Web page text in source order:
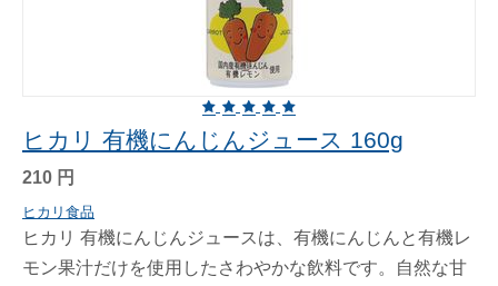
ヒカリ 有機にんじんジュース 160g
210 円
ヒカリ食品
ヒカリ 有機にんじんジュースは、有機にんじんと有機レ
モン果汁だけを使用したさわやかな飲料です。自然な甘